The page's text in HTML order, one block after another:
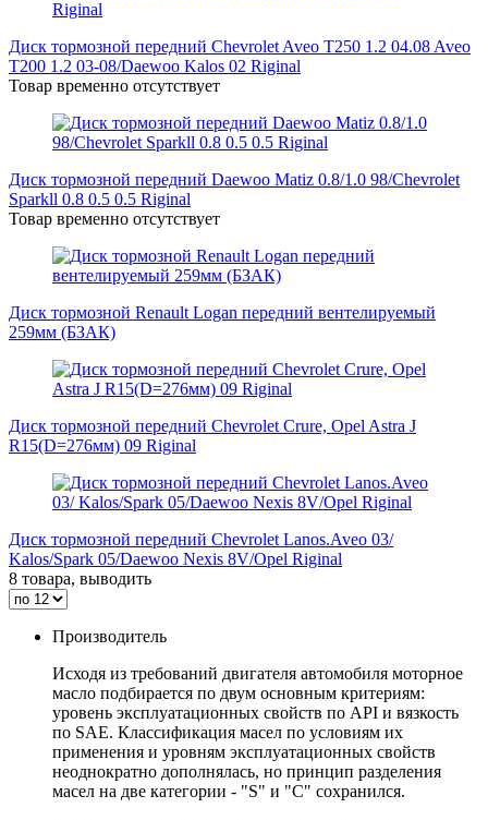
Диск тормозной передний Chevrolet Aveo T250 1.2 04.08 Aveo
T200 1.2 03-08/Daewoo Kalos 02 Riginal
Товар временно отсутствует
Диск тормозной передний Daewoo Matiz 0.8/1.0 98/Chevrolet
Sparkll 0.8 0.5 0.5 Riginal
Товар временно отсутствует
Диск тормозной Renault Logan передний вентелируемый
259мм (БЗАК)
Диск тормозной передний Chevrolet Crure, Opel Astra J
R15(D=276мм) 09 Riginal
Диск тормозной передний Chevrolet Lanos.Aveo 03/
Kalos/Spark 05/Daewoo Nexis 8V/Opel Riginal
8 товара, выводить
Производитель
Исходя из требований двигателя автомобиля моторное
масло подбирается по двум основным критериям:
уровень эксплуатационных свойств по API и вязкость
по SAE. Классификация масел по условиям их
применения и уровням эксплуатационных свойств
неоднократно дополнялась, но принцип разделения
масел на две категории - "S" и "С" сохранился.